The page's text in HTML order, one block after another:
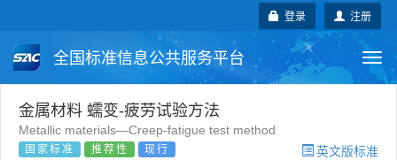
注册
登录
全国标准信息公共服务平台
国家标准 行业标准
团体标准 国际标准
金属材料 蠕变-疲劳试验方法
Metallic materials—Creep-fatigue test method
国家标准 推荐性 现行 英文版标准